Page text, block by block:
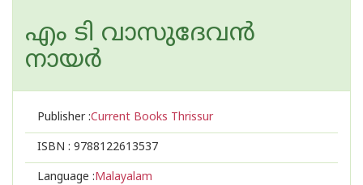
എം ടി വാസുദേവന്‍
നായര്‍
Publisher :Current Books Thrissur
ISBN : 9788122613537
Language :Malayalam